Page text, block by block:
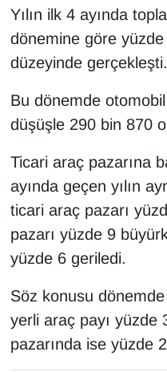
Yılın ilk 4 ayında
dönemine göre
düzeyinde gerçekleşti.
Bu dönemde
düşüşle 290 bin 870
Ticari araç pazarına
ayında geçen yılın
ticari araç pazarı
pazarı yüzde 9
yüzde 6 geriledi.
Söz konusu
yerli araç payı yüzde
pazarında ise yüzde